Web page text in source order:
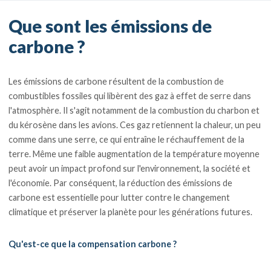
Que sont les émissions de
carbone ?
Les émissions de carbone résultent de la combustion de
combustibles fossiles qui libèrent des gaz à effet de serre dans
l'atmosphère. Il s'agit notamment de la combustion du charbon et
du kérosène dans les avions. Ces gaz retiennent la chaleur, un peu
comme dans une serre, ce qui entraîne le réchauffement de la
terre. Même une faible augmentation de la température moyenne
peut avoir un impact profond sur l'environnement, la société et
l'économie. Par conséquent, la réduction des émissions de
carbone est essentielle pour lutter contre le changement
climatique et préserver la planète pour les générations futures.
Qu'est-ce que la compensation carbone ?